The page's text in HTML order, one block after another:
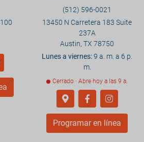
(512) 596-0021
13450 N Carretera 183 Suite
237A
Austin, TX 78750
Lunes a viernes:9 a. m. a 6 p.
m.
Cerrado · Abre hoy a las 9 a.
Programar en línea